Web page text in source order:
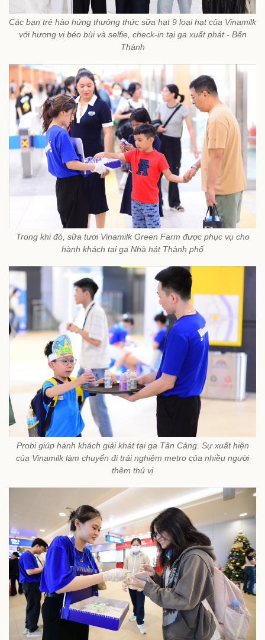
Các bạn trẻ hào hứng thưởng thức sữa hạt 9 loại hạt của Vinamilk
với hương vị béo bùi và selfie, check-in tại ga xuất phát - Bến
Thành
Trong khi đó, sữa tươi Vinamilk Green Farm được phục vụ cho
hành khách tại ga Nhà hát Thành phố
Probi giúp hành khách giải khát tại ga Tân Cảng. Sự xuất hiện
của Vinamilk làm chuyến đi trải nghiệm metro của nhiều người
thêm thú vị